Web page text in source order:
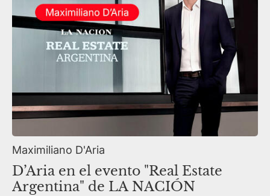
Maximiliano D'Aria
D’Aria en el evento "Real Estate
Argentina" de LA NACIÓN